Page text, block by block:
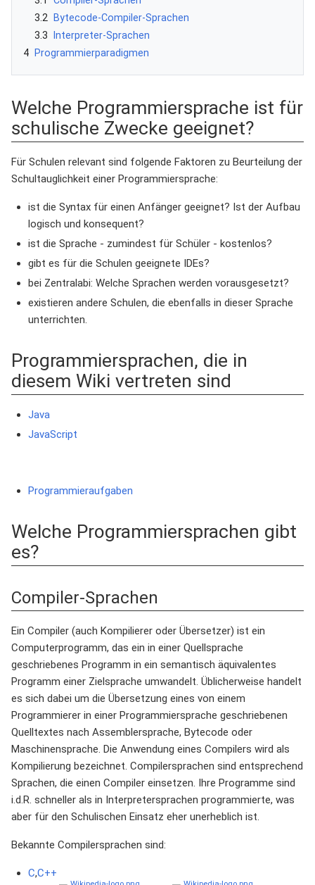
3.2 Bytecode-Compiler-Sprachen
3.3 Interpreter-Sprachen
4 Programmierparadigmen
Welche Programmiersprache ist für
schulische Zwecke geeignet?
Für Schulen relevant sind folgende Faktoren zu Beurteilung der
Schultauglichkeit einer Programmiersprache:
ist die Syntax für einen Anfänger geeignet? Ist der Aufbau
logisch und konsequent?
ist die Sprache - zumindest für Schüler - kostenlos?
gibt es für die Schulen geeignete IDEs?
bei Zentralabi: Welche Sprachen werden vorausgesetzt?
existieren andere Schulen, die ebenfalls in dieser Sprache
unterrichten.
Programmiersprachen, die in
diesem Wiki vertreten sind
Java
JavaScript
Programmieraufgaben
Welche Programmiersprachen gibt
es?
Compiler-Sprachen
Ein Compiler (auch Kompilierer oder Übersetzer) ist ein
Computerprogramm, das ein in einer Quellsprache
geschriebenes Programm in ein semantisch äquivalentes
Programm einer Zielsprache umwandelt. Üblicherweise handelt
es sich dabei um die Übersetzung eines von einem
Programmierer in einer Programmiersprache geschriebenen
Quelltextes nach Assemblersprache, Bytecode oder
Maschinensprache. Die Anwendung eines Compilers wird als
Kompilierung bezeichnet. Compilersprachen sind entsprechend
Sprachen, die einen Compiler einsetzen. Ihre Programme sind
i.d.R. schneller als in Interpretersprachen programmierte, was
aber für den Schulischen Einsatz eher unerheblich ist.
Bekannte Compilersprachen sind:
C,C++